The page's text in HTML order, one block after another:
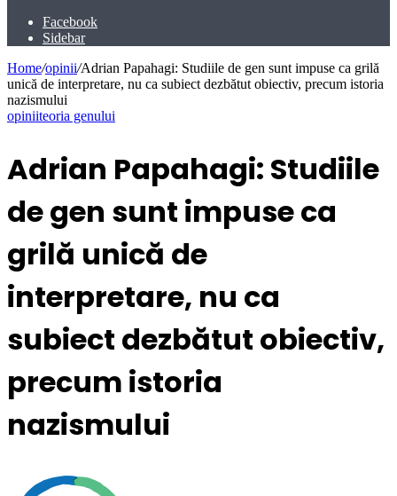
Facebook
Sidebar
Home/opinii/Adrian Papahagi: Studiile de gen sunt impuse ca grilă
unică de interpretare, nu ca subiect dezbătut obiectiv, precum istoria
nazismului
opiniiteoria genului
Adrian Papahagi: Studiile
de gen sunt impuse ca
grilă unică de
interpretare, nu ca
subiect dezbătut obiectiv,
precum istoria
nazismului